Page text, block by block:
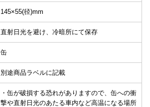
145×55(径)mm
直射日光を避け、冷暗所にて保存
缶
別途商品ラベルに記載
・缶が破損する恐れがありますので、缶への衝
撃や直射日光のあたる車内など高温になる場所